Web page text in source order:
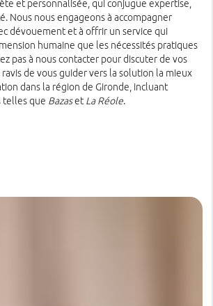
et personnalisée, qui conjugue expertise,
Nous nous engageons à accompagner
dévouement et à offrir un service qui
humaine que les nécessités pratiques
pas à nous contacter pour discuter de vos
ravis de vous guider vers la solution la mieux
dans la région de Gironde, incluant
telles que Bazaset La Réole.